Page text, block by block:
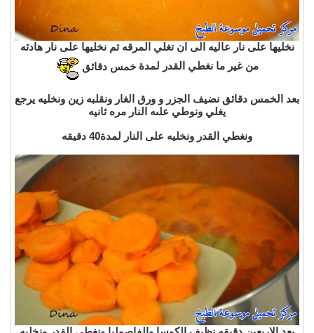
نخليها على نار عاليه الى ان تغلي المرقه ثم نخليها على نار هادئه
من غير ما نغطي القدر لمدةخمس دقائق
بعد الخمس دقائق نضيف الجزر و ورق الغار ونقلبه زين ونخليه يرجع
يغلي ونوطي علىه النار مره ثانيه
ونغطي القدر ونخليه على النار لمدة40 دقيقه